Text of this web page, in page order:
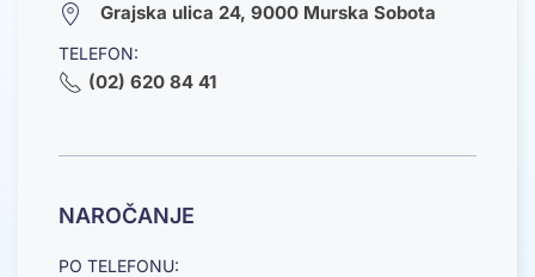
Grajska ulica 24, 9000 Murska Sobota
TELEFON:
(02) 620 84 41
NAROČANJE
PO TELEFONU: